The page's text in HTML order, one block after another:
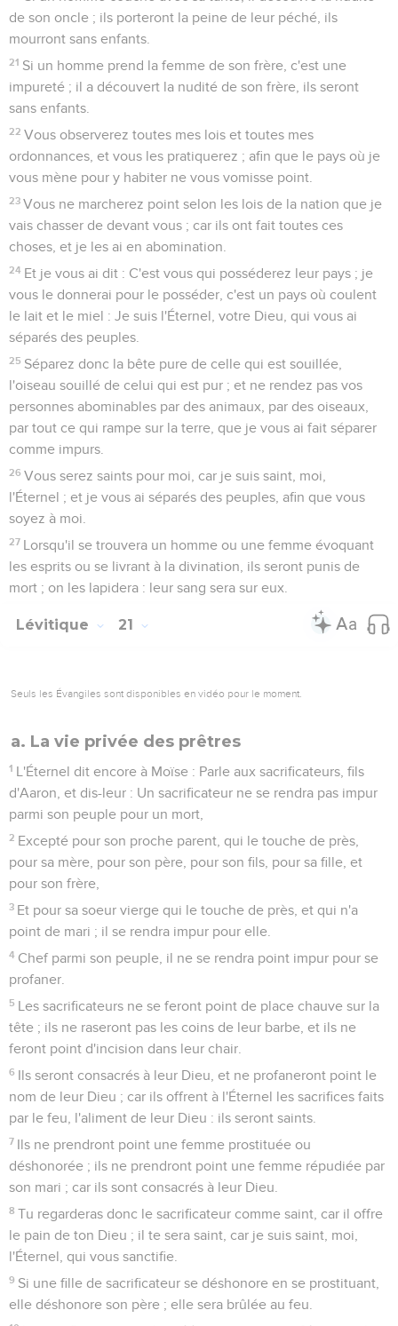
18 Car tout homme qui aura un défaut n'approchera pas : un
homme aveugle, ou boiteux, ou camus, ou qui aura quelque
membre disproportionné ;
19 Ou un homme qui aura une fracture au pied ou à la main ;
20 Ou qui sera bossu ou grêlé, ou qui aura une tache à l'oeil,
ou qui aura la gale ou une dartre ou les testicules écrasés.
21 Tout homme, de la postérité d'Aaron le sacrificateur, qui
aura un défaut, ne s'approchera point pour offrir les sacrifices
faits par le feu à l'Éternel ; il y a un défaut en lui ; il ne
s'approchera point pour offrir le pain de son Dieu.
22 Il pourra bien manger le pain de son Dieu, des choses très
saintes, et des choses consacrées ;
23 Mais il n'ira point vers le voile, et ne s'approchera point de
l'autel, car il y a un défaut en lui ; il ne profanera point mes
sanctuaires, car je suis l'Éternel qui les sanctifie.
24 Moïse parla ainsi à Aaron et à ses fils, et à tous les enfants
d'Israël.
Lévitique 22
Seuls les Évangiles sont disponibles en vidéo pour le moment.
c. La consommation des offrandes faites à
Dieu
1 L'Éternel parla encore à Moise, en disant :
Parle à Aaron et à ses fils afin qu'ils s'abstiennent des
consacrent : Je suis l'Éternel.
générations, qui, étant souillé, s'approchera des choses
cet homme-là sera retranché de devant moi : Je suis
l'Éternel.
4
flux, ne mangera point des choses consacrées jusqu'à ce
qu'il soit purifié. De même celui qui aura touché une
personne souillée par le contact d'un cadavre, ou l'homme
qui aura une perte séminale ;
5 Ou celui qui aura touché quelque reptile qui l'ait rendu
souillé, ou un homme qui l'ait rendu souillé, quelle que soit
cette souillure.
6 Celui qui touchera ces choses sera souillé jusqu'au soir ; il
ne mangera point des choses consacrées, mais il lavera son
corps dans l'eau.
7 Et après le coucher du soleil il sera pur, et ensuite il pourra
manger des choses saintes, car c'est sa nourriture.
8 Il ne mangera point d'une bête morte d'elle-même, ou
déchirée, afin de ne pas en être souillé : Je suis l'Éternel.
9 Qu'ils observent donc ce que j'ai ordonné, de peur qu'ils ne
portent leur péché, et qu'ils ne meurent pour avoir profané
les choses saintes : Je suis l'Éternel qui les sanctifie.
10 Or nul étranger ne mangera des choses consacrées ; celui
qui demeure chez un sacrificateur, et le mercenaire, ne
mangeront point des choses saintes.
11 Mais la personne que le sacrificateur aura achetée de son